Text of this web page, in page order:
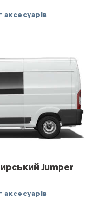
аксесуарів
Jumper
аксесуарів